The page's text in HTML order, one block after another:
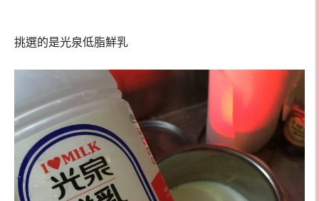
挑選的是光泉低脂鮮乳